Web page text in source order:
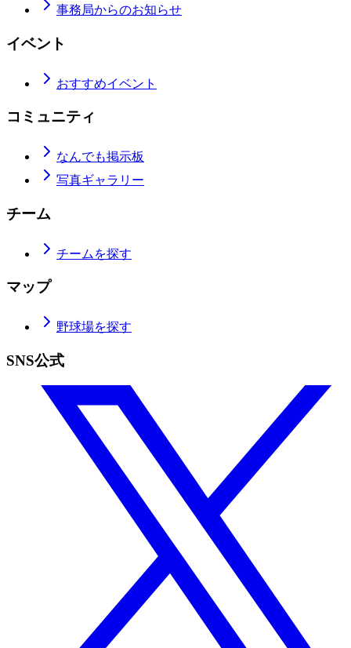
事務局からのお知らせ
イベント
おすすめイベント
コミュニティ
なんでも掲示板
写真ギャラリー
チーム
チームを探す
マップ
野球場を探す
SNS公式